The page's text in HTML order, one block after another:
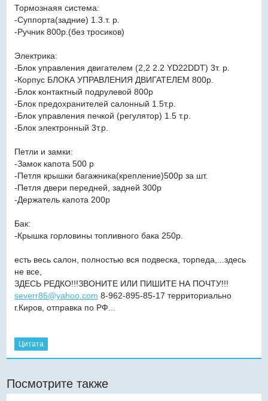
Тормознаяя система:
-Суппорта(задние) 1.3.т. р.
-Ручник 800р.(без тросиков)
Электрика:
-Блок управления двигателем (2,2 2.2 YD22DDT) 3т. р.
-Корпус БЛОКА УПРАВЛЕНИЯ ДВИГАТЕЛЕМ 800р.
-Блок контактный подрулевой 800р
-Блок предохранителей салонный 1.5т.р.
-Блок управления печкой (регулятор) 1.5 т.р.
-Блок электронный 3т.р.
Петли и замки:
-Замок капота 500 р
-Петля крышки багажника(крепление)500р за шт.
-Петля двери передней, задней 300р
-Держатель капота 200р
Бак:
-Крышка горловины топливного бака 250р.
есть весь салон, полностью вся подвеска, торпеда,...здесь
не все,
ЗДЕСЬ РЕДКО!!!ЗВОНИТЕ ИЛИ ПИШИТЕ НА ПОЧТУ!!!
severr86@yahoo.com 8-962-895-85-17 территориально
г.Киров, отправка по РФ...
Цитата
Посмотрите также